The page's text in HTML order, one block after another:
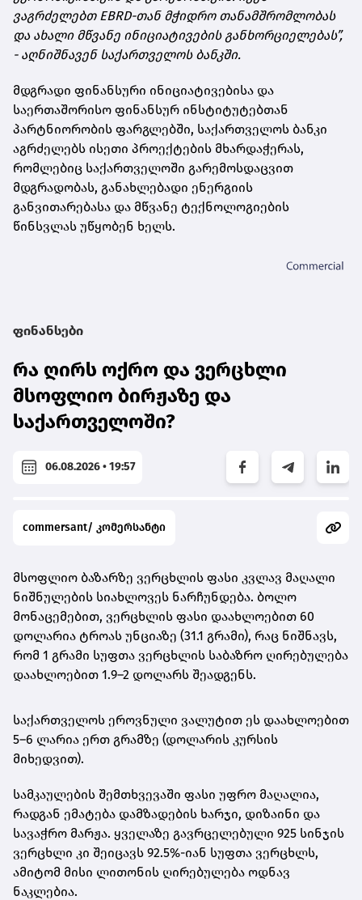
ვაგრძელებთ EBRD-თან მჭიდრო თანამშრომლობას
და ახალი მწვანე ინიციატივების განხორციელებას”,
- აღნიშნავენ საქართველოს ბანკში.
მდგრადი ფინანსური ინიციატივებისა და
საერთაშორისო ფინანსურ ინსტიტუტებთან
პარტნიორობის ფარგლებში, საქართველოს ბანკი
აგრძელებს ისეთი პროექტების მხარდაჭერას,
რომლებიც საქართველოში გარემოსდაცვით
მდგრადობას, განახლებადი ენერგიის
განვითარებასა და მწვანე ტექნოლოგიების
წინსვლას უწყობენ ხელს.
ფინანსები
რა ღირს ოქრო და ვერცხლი
მსოფლიო ბირჟაზე და
საქართველოში?
06.08.2026 • 19:57
commersant/ კომერსანტი
მსოფლიო ბაზარზე ვერცხლის ფასი კვლავ მაღალი
ნიშნულების სიახლოვეს ნარჩუნდება. ბოლო
მონაცემებით, ვერცხლის ფასი დაახლოებით 60
დოლარია ტროას უნციაზე (31.1 გრამი), რაც ნიშნავს,
რომ 1 გრამი სუფთა ვერცხლის საბაზრო ღირებულება
დაახლოებით 1.9–2 დოლარს შეადგენს.
საქართველოს ეროვნული ვალუტით ეს დაახლოებით
5–6 ლარია ერთ გრამზე (დოლარის კურსის
მიხედვით).
სამკაულების შემთხვევაში ფასი უფრო მაღალია,
რადგან ემატება დამზადების ხარჯი, დიზაინი და
სავაჭრო მარჟა. ყველაზე გავრცელებული 925 სინჯის
ვერცხლი კი შეიცავს 92.5%-იან სუფთა ვერცხლს,
ამიტომ მისი ლითონის ღირებულება ოდნავ
ნაკლებია.